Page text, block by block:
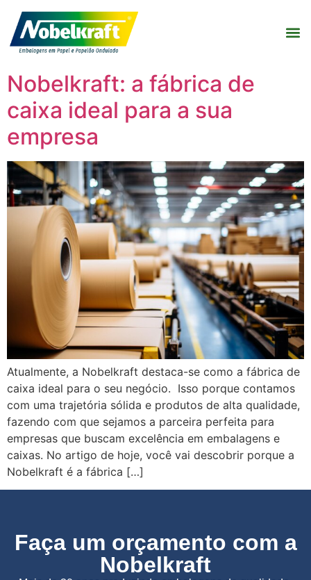
Nobelkraft: a fábrica de
caixa ideal para a sua
empresa
Atualmente, a Nobelkraft destaca-se como a fábrica de
caixa ideal para o seu negócio. Isso porque contamos
com uma trajetória sólida e produtos de alta qualidade,
fazendo com que sejamos a parceira perfeita para
empresas que buscam excelência em embalagens e
caixas. No artigo de hoje, você vai descobrir porque a
Nobelkraft é a fábrica […]
Faça um orçamento com a
Nobelkraft